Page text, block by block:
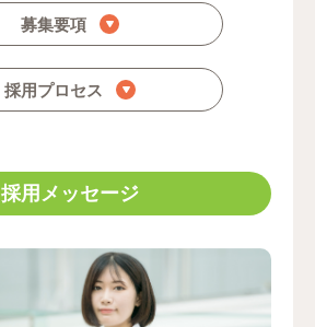
募集要項
採用プロセス
採用メッセージ